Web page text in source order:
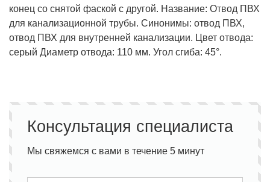
конец со снятой фаской с другой. Название: Отвод ПВХ
для канализационной трубы. Синонимы: отвод ПВХ,
отвод ПВХ для внутренней канализации. Цвет отвода:
серый Диаметр отвода: 110 мм. Угол сгиба: 45°.
Консультация специалиста
Мы свяжемся с вами в течение 5 минут